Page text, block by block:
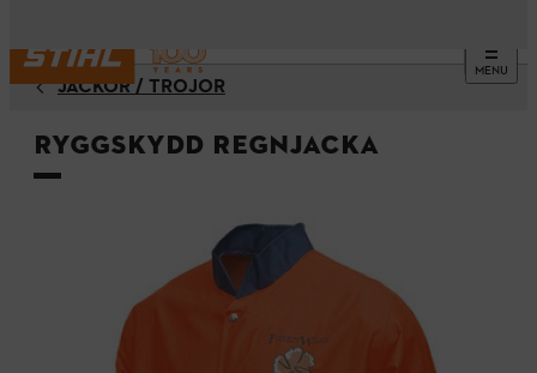
MENU
JACKOR / TRÖJOR
Ryggskydd regnjacka